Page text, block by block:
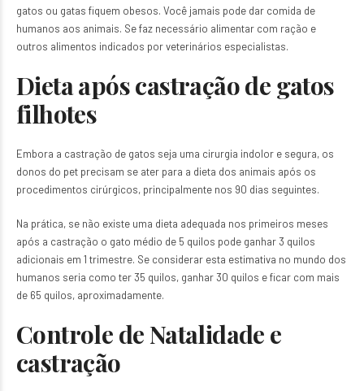
gatos ou gatas fiquem obesos. Você jamais pode dar comida de
humanos aos animais. Se faz necessário alimentar com ração e
outros alimentos indicados por veterinários especialistas.
Dieta após castração de gatos
filhotes
Embora a castração de gatos seja uma cirurgia indolor e segura, os
donos do pet precisam se ater para a dieta dos animais após os
procedimentos cirúrgicos, principalmente nos 90 dias seguintes.
Na prática, se não existe uma dieta adequada nos primeiros meses
após a castração o gato médio de 5 quilos pode ganhar 3 quilos
adicionais em 1 trimestre. Se considerar esta estimativa no mundo dos
humanos seria como ter 35 quilos, ganhar 30 quilos e ficar com mais
de 65 quilos, aproximadamente.
Controle de Natalidade e
castração